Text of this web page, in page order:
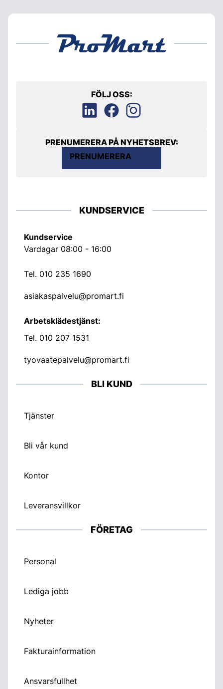
FÖLJ OSS:
PRENUMERERA PÅ NYHETSBREV:
PRENUMERERA
KUNDSERVICE
Kundservice
Vardagar 08:00 - 16:00
Tel. 010 235 1690
asiakaspalvelu@promart.fi
Arbetsklädestjänst:
Tel. 010 207 1531
tyovaatepalvelu@promart.fi
BLI KUND
Tjänster
Bli vår kund
Kontor
Leveransvillkor
FÖRETAG
Personal
Lediga jobb
Nyheter
Fakturainformation
Ansvarsfullhet